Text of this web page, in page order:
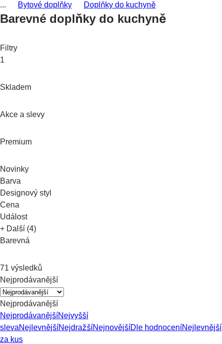
... Bytové doplňky Doplňky do kuchyně
Barevné doplňky do kuchyně
Filtry
1
Skladem
Akce a slevy
Premium
Novinky
Barva
Designový styl
Cena
Událost
+ Další (4)
Barevná
71 výsledků
Nejprodávanější
Nejprodávanější
NejprodávanějšíNejvyšší
slevaNejlevnějšíNejdražšíNejnovějšíDle hodnoceníNejlevnější
za kus